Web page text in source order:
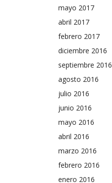
mayo 2017
abril 2017
febrero 2017
diciembre 2016
septiembre 2016
agosto 2016
julio 2016
junio 2016
mayo 2016
abril 2016
marzo 2016
febrero 2016
enero 2016